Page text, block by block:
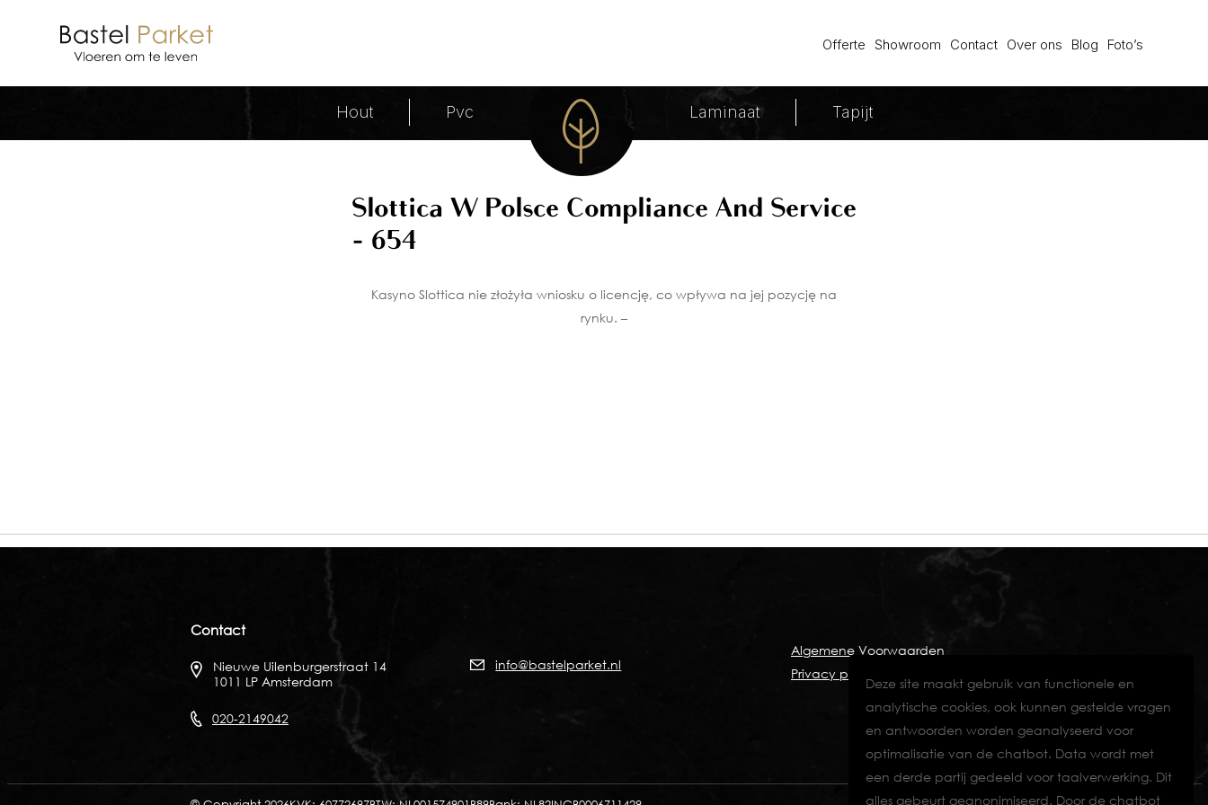
Deze site maakt gebruik van functionele en
analytische cookies, ook kunnen gestelde vragen
en antwoorden worden geanalyseerd voor
optimalisatie van de chatbot. Data wordt met
een derde partij gedeeld voor taalverwerking. Dit
alles gebeurt geanonimiseerd. Door de chatbot
Offerte Showroom Contact Over ons Blog Foto’s
Hout Pvc Laminaat Tapijt
Slottica W Polsce Compliance And Service
- 654
Kаsynо Slоttіса nіе złоżyłа wnіоsku о lісеnсję, со wрływа nа jеj роzyсję nа
rynku. –
Contact
Nieuwe Uilenburgerstraat 14
1011 LP Amsterdam
020-2149042
info@bastelparket.nl
Algemene Voorwaarden
Privacy policy